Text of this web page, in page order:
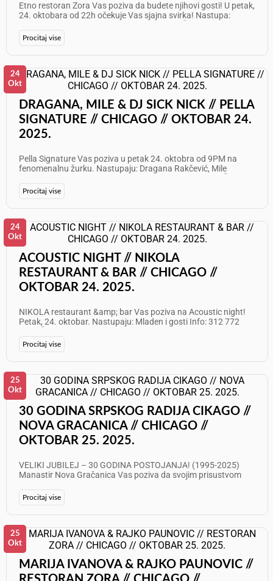
Etno restoran Zora Vas poziva da budete njihovi gosti! U petak,
24. oktobara od 22h očekuje Vas sjajna svirka! Nastupa:
odličan provod!
Procitaj vise
DRAGANA, MILE & DJ SICK NICK // PELLA
SIGNATURE // CHICAGO // OKTOBAR 24.
2025.
Pella Signature Vas poziva u petak 24. oktobra od 9PM na
fenomenalnu žurku. Nastupaju: Dragana Rakčević, Mile
Vam odličan provod!
Procitaj vise
24
Okt
ACOUSTIC NIGHT // NIKOLA
RESTAURANT & BAR // CHICAGO //
OKTOBAR 24. 2025.
NIKOLA restaurant &amp; bar Vas poziva na Acoustic night!
Petak, 24. oktobar. Nastupaju: Mladen i gosti Info: 312 772
Procitaj vise
24
Okt
30 GODINA SRPSKOG RADIJA CIKAGO //
NOVA GRACANICA // CHICAGO //
OKTOBAR 25. 2025.
VELIKI JUBILEJ – 30 GODINA POSTOJANJA! (1995-2025)
Manastir Nova Gračanica Vas poziva da svojim prisustvom
30-te godišnjice Srpskog radija Čikago. Svečana proslava
održaće se u subotu, 25. oktobar 2025. godine - Početak u 7
časova uveče (19:00h) - Velika svečana sala Manastira Nova
Gračanica - Prijava gostiju: od 6 časova (18:00h) Cena
ulaznice: $30 (uz uključenu večeru) SVEČANO OTVARANJE -
Molitva - Srpska himna - Predstavljanje gostiju - Pozdravni
govori - Dodela priznanja-plaketa Srpskog radija Čikago
KULTURNO UMETNIČKI PROGRAM - Protođakon Milovan
Gogić Lale – Opelo, hora Kneza Velimira i majstora harmonike -
Procitaj vise
25
Okt
MARIJA IVANOVA & RAJKO PAUNOVIC //
25
Okt